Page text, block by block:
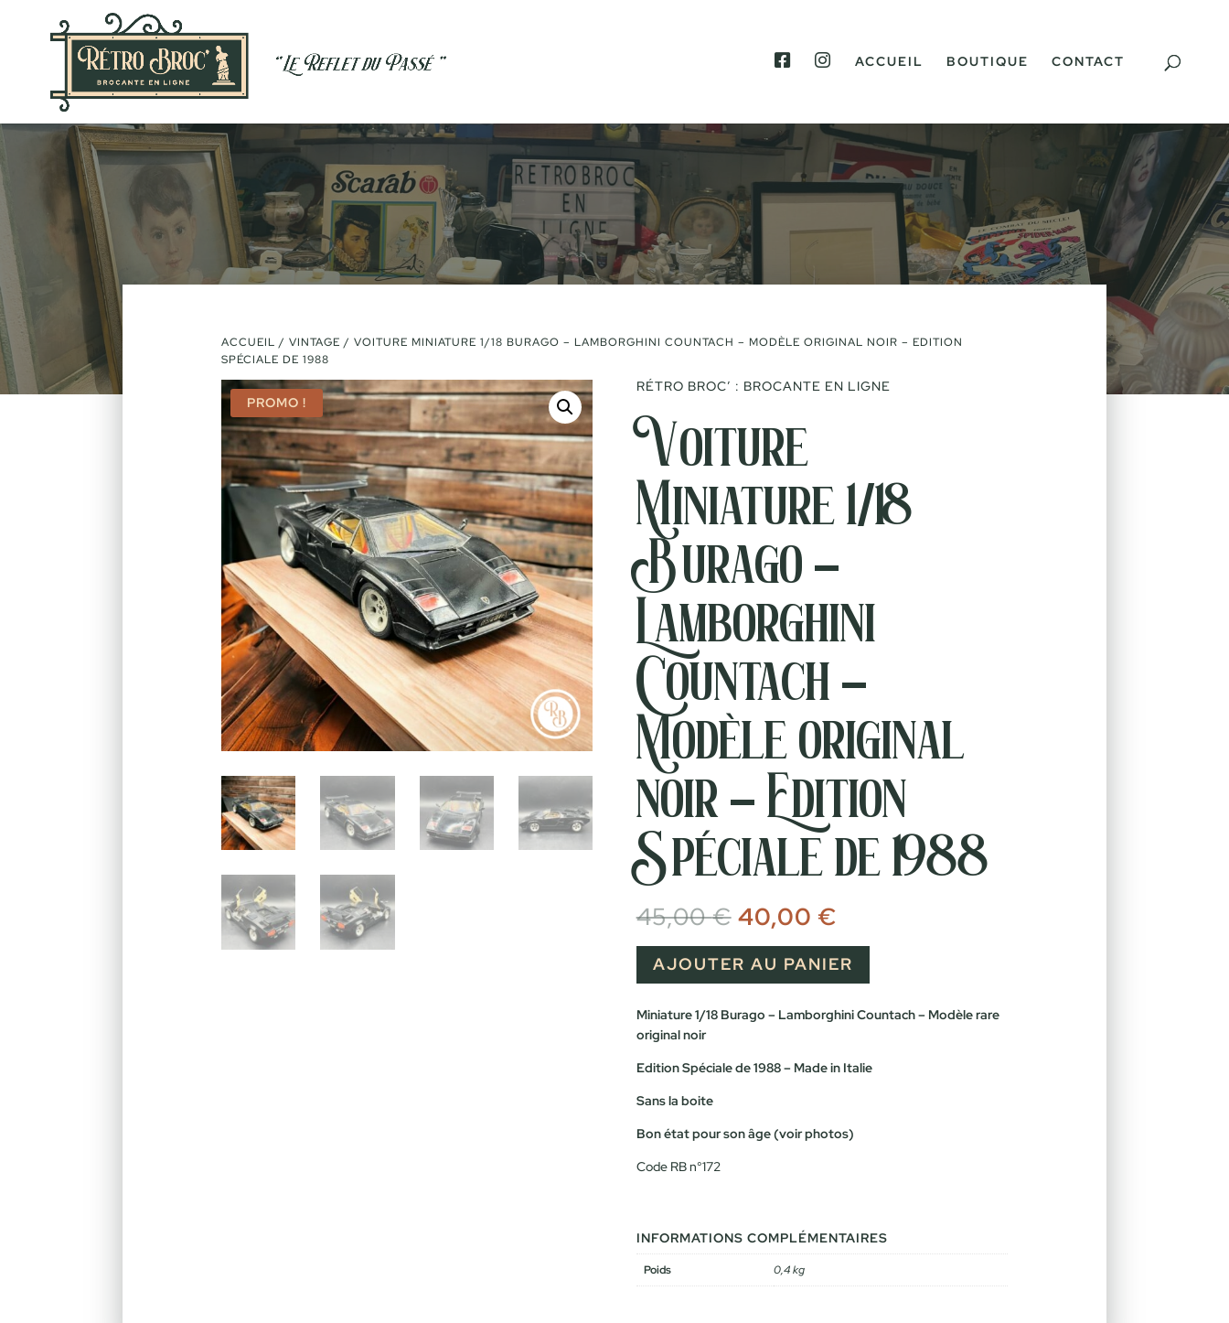
O
K
G
R
A
M
ACCUEIL BOUTIQUE CONTACT
ACCUEIL / VINTAGE / VOITURE MINIATURE 1/18 BURAGO – LAMBORGHINI COUNTACH – MODÈLE ORIGINAL NOIR – EDITION
SPÉCIALE DE 1988
PROMO !
RÉTRO BROC’ : BROCANTE EN LIGNE
Voiture
Miniature 1/18
Burago –
Lamborghini
Countach –
Modèle original
noir – Edition
Spéciale de 1988
45,00€ Le
prix
initial
était :
45,00 €.
40,00 €Le
actuel
est :
40,00 €.
AJOUTER AU PANIER
Miniature 1/18 Burago – Lamborghini Countach – Modèle rare
original noir
Edition Spéciale de 1988 – Made in Italie
Sans la boite
Bon état pour son âge (voir photos)
Code RB n°172
INFORMATIONS COMPLÉMENTAIRES
Poids 0,4 kg